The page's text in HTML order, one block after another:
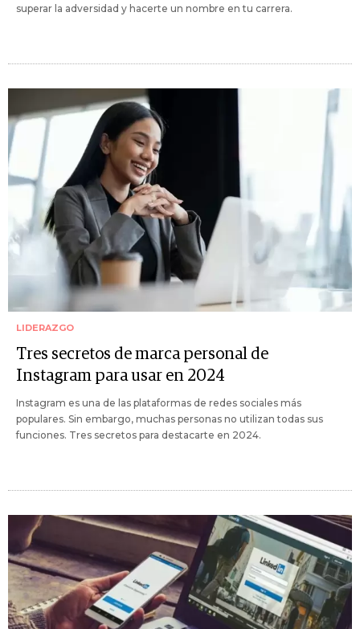
superar la adversidad y hacerte un nombre en tu carrera.
LIDERAZGO
Tres secretos de marca personal de
Instagram para usar en 2024
Instagram es una de las plataformas de redes sociales más
populares. Sin embargo, muchas personas no utilizan todas sus
funciones. Tres secretos para destacarte en 2024.